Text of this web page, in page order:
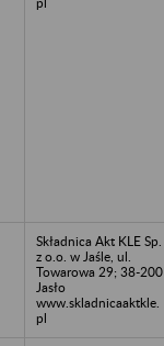
Składnica Akt KLE Sp.
z o.o. w Jaśle, ul.
Towarowa 29; 38-200
Jasło
www.skladnicaaktkle.
pl